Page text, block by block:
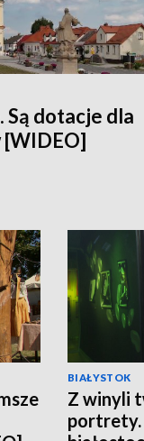
Są dotacje dla
[WIDEO]
BIAŁYSTOK
Z winyli
portrety.